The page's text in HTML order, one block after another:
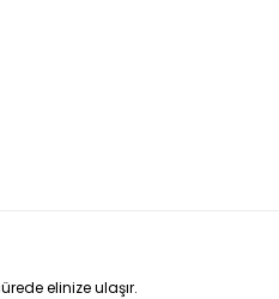
elinize ulaşır.